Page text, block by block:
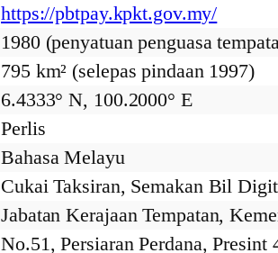
https://pbtpay.kpkt.gov.my/
1980 (penyatuan penguasa
795 km² (selepas pindaan 1997)
6.4333° N, 100.2000° E
Perlis
Bahasa Melayu
Cukai Taksiran, Semakan Bil
Jabatan Kerajaan Tempatan,
No.51, Persiaran Perdana, Presint